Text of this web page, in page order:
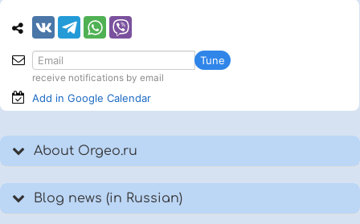
Tune
receive notifications by email
Add in Google Calendar
About Orgeo.ru
Blog news (in Russian)